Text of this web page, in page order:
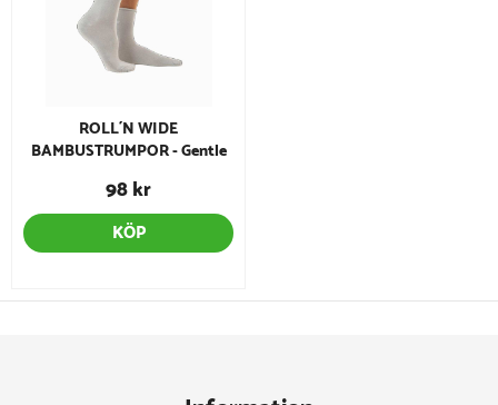
ROLL´N WIDE
BAMBUSTRUMPOR - Gentle
98 kr
KÖP